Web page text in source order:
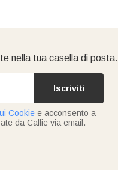
nella tua casella di posta.
Iscriviti
Cookie e acconsento a
da Callie via email.